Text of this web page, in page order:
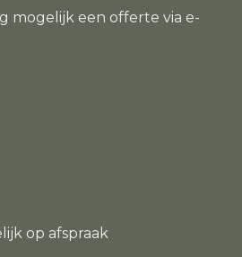
mogelijk een offerte via e-
op afspraak